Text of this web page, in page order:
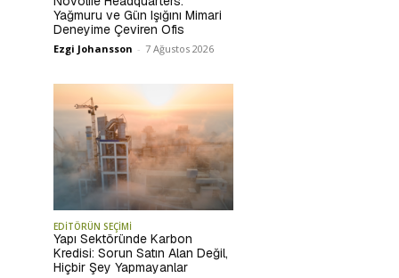
Yağmuru ve Gün Işığını Mimari
Deneyime Çeviren Ofis
Ezgi Johansson - 7 Ağustos 2026
EDİTÖRÜN SEÇİMİ
Yapı Sektöründe Karbon
Kredisi: Sorun Satın Alan Değil,
Hiçbir Şey Yapmayanlar